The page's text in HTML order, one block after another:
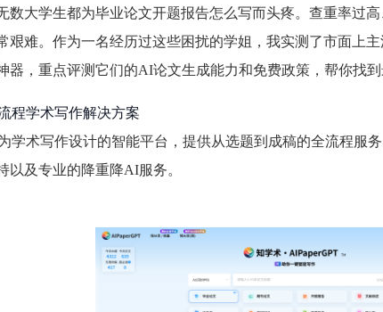
数大学生都为毕业论文开题报告怎么写而头疼。查重率
艰难。作为一名经历过这些困扰的学姐，我实测了市面上
器，重点评测它们的AI论文生成能力和免费政策，帮你找到
程学术写作解决方案
为学术写作设计的智能平台，提供从选题到成稿的全流程服
以及专业的降重降AI服务。